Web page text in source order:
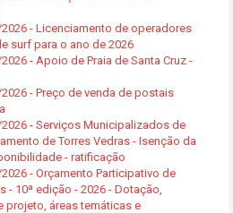
2026 - Licenciamento de operadores
surf para o ano de 2026
- Apoio de Praia de Santa Cruz -
- Preço de venda de postais
2026 - Serviços Municipalizados de
de Torres Vedras - Isenção da
- ratificação
- Orçamento Participativo de
- 10ª edição - 2026 - Dotação,
projeto, áreas temáticas e